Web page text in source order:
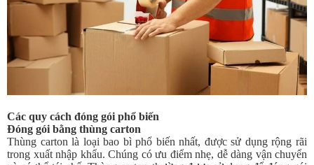
Các quy cách đóng gói phổ biến
Đóng gói bằng thùng carton
Thùng carton là loại bao bì phổ biến nhất, được sử dụng rộng rãi
trong xuất nhập khẩu. Chúng có ưu điểm nhẹ, dễ dàng vận chuyển